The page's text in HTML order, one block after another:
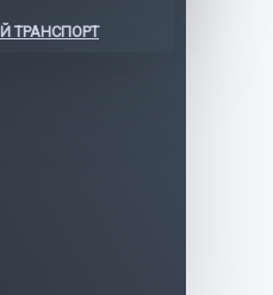
ТРАНСПОРТ